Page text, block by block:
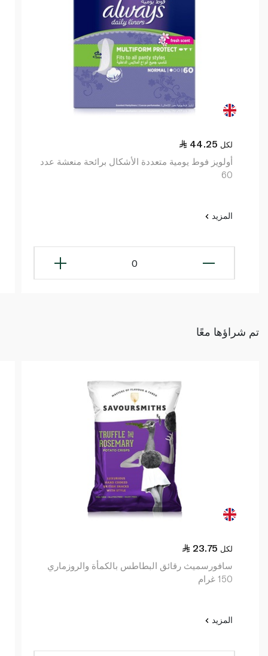
44.25 لكل
أولويز فوط يومية متعددة الأشكال برائحة منعشة عدد
60
المزيد
0
تم شراؤها معًا
23.75 لكل
سافورسميث رقائق البطاطس بالكمأة والروزماري
150 غرام
المزيد